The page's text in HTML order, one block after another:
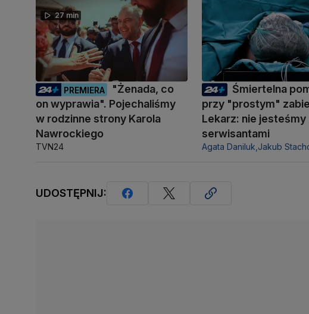
27 min
PREMIERA
"Żenada, co
on wyprawia". Pojechaliśmy
w rodzinne strony Karola
Nawrockiego
TVN24
Śmiertelna
przy "prostym"
Lekarz: nie jesteśmy
serwisantami
Agata Daniluk, Jakub
UDOSTĘPNIJ: